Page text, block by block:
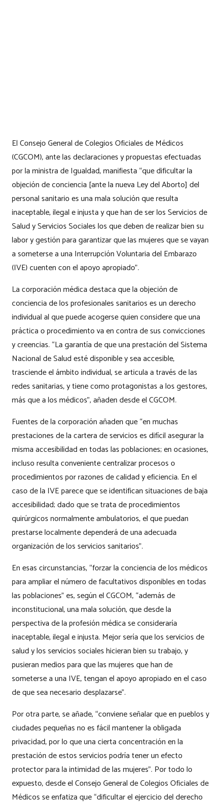
El Consejo General de Colegios Oficiales de Médicos
(CGCOM), ante las declaraciones y propuestas efectuadas
por la ministra de Igualdad, manifiesta “que dificultar la
objeción de conciencia [ante la nueva Ley del Aborto] del
personal sanitario es una mala solución que resulta
inaceptable, ilegal e injusta y que han de ser los Servicios de
Salud y Servicios Sociales los que deben de realizar bien su
labor y gestión para garantizar que las mujeres que se vayan
a someterse a una Interrupción Voluntaria del Embarazo
(IVE) cuenten con el apoyo apropiado”.
La corporación médica destaca que la objeción de
conciencia de los profesionales sanitarios es un derecho
individual al que puede acogerse quien considere que una
práctica o procedimiento va en contra de sus convicciones
y creencias. “La garantía de que una prestación del Sistema
Nacional de Salud esté disponible y sea accesible,
trasciende el ámbito individual, se articula a través de las
redes sanitarias, y tiene como protagonistas a los gestores,
más que a los médicos”, añaden desde el CGCOM.
Fuentes de la corporación añaden que “en muchas
prestaciones de la cartera de servicios es difícil asegurar la
misma accesibilidad en todas las poblaciones; en ocasiones,
incluso resulta conveniente centralizar procesos o
procedimientos por razones de calidad y eficiencia. En el
caso de la IVE parece que se identifican situaciones de baja
accesibilidad; dado que se trata de procedimientos
quirúrgicos normalmente ambulatorios, el que puedan
prestarse localmente dependerá de una adecuada
organización de los servicios sanitarios”.
En esas circunstancias, “forzar la conciencia de los médicos
para ampliar el número de facultativos disponibles en todas
las poblaciones” es, según el CGCOM, “además de
inconstitucional, una mala solución, que desde la
perspectiva de la profesión médica se consideraría
inaceptable, ilegal e injusta. Mejor sería que los servicios de
salud y los servicios sociales hicieran bien su trabajo, y
pusieran medios para que las mujeres que han de
someterse a una IVE, tengan el apoyo apropiado en el caso
de que sea necesario desplazarse”.
Por otra parte, se añade, “conviene señalar que en pueblos y
ciudades pequeñas no es fácil mantener la obligada
privacidad, por lo que una cierta concentración en la
prestación de estos servicios podría tener un efecto
protector para la intimidad de las mujeres”. Por todo lo
expuesto, desde el Consejo General de Colegios Oficiales de
Médicos se enfatiza que “dificultar el ejercicio del derecho